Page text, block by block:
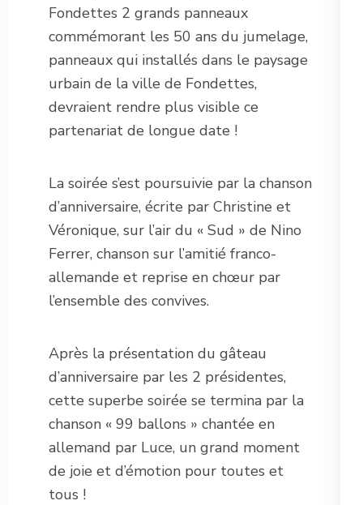
Fondettes 2 grands panneaux
commémorant les 50 ans du jumelage,
panneaux qui installés dans le paysage
urbain de la ville de Fondettes,
devraient rendre plus visible ce
partenariat de longue date !
La soirée s’est poursuivie par la chanson
d’anniversaire, écrite par Christine et
Véronique, sur l’air du « Sud » de Nino
Ferrer, chanson sur l’amitié franco-
allemande et reprise en chœur par
l’ensemble des convives.
Après la présentation du gâteau
d’anniversaire par les 2 présidentes,
cette superbe soirée se termina par la
chanson « 99 ballons » chantée en
allemand par Luce, un grand moment
de joie et d’émotion pour toutes et
tous !